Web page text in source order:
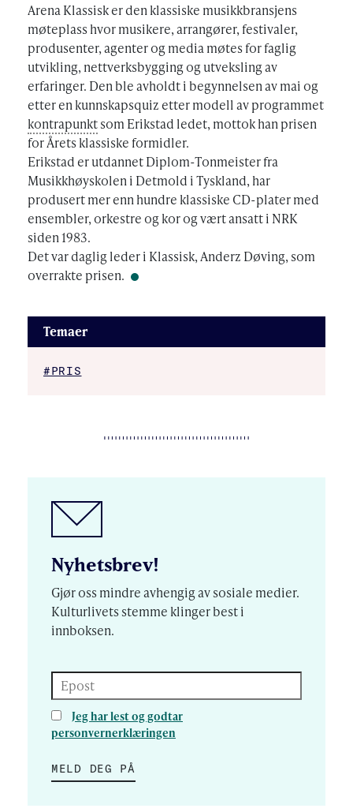
Arena Klassisk er den klassiske musikkbransjens
møteplass hvor musikere, arrangører, festivaler,
produsenter, agenter og media møtes for faglig
utvikling, nettverksbygging og utveksling av
erfaringer. Den ble avholdt i begynnelsen av mai og
etter en kunnskapsquiz etter modell av programmet
kontrapunktsom Erikstad ledet, mottok han prisen
for Årets klassiske formidler.
Erikstad er utdannet Diplom-Tonmeister fra
Musikkhøyskolen i Detmold i Tyskland, har
produsert mer enn hundre klassiske CD-plater med
ensembler, orkestre og kor og vært ansatt i NRK
siden 1983.
Det var daglig leder i Klassisk, Anderz Døving, som
overrakte prisen.
Temaer
#PRIS
Nyhetsbrev!
Gjør oss mindre avhengig av sosiale medier.
Kulturlivets stemme klinger best i
innboksen.
Epost
Jeg har lest og godtar
personvernerklæringen
MELD DEG PÅ